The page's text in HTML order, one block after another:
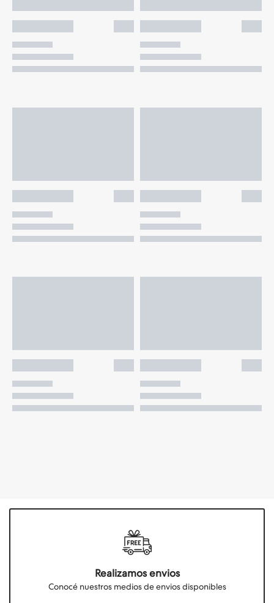
Realizamos envios
Conocé nuestros medios de envios disponibles